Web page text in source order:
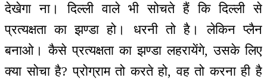
देखेगा ना। दिल्ली वाले भी सोचते हैं कि दिल्ली से
प्रत्यक्षता का झण्डा हो। धरनी तो है। लेकिन प्लैन
बनाओ। कैसे प्रत्यक्षता का झण्डा लहरायेंगे, उसके लिए
क्या सोचा है? प्रोग्राम तो करते हो, वह तो करना ही है